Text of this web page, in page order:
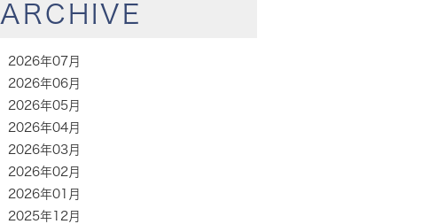
ARCHIVE
2026年07月
2026年06月
2026年05月
2026年04月
2026年03月
2026年02月
2026年01月
2025年12月